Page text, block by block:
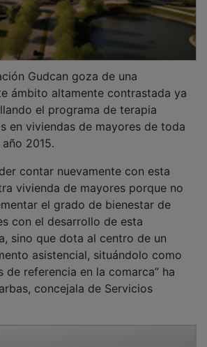
ámbito altamente contrastada ya
el programa de terapia
en viviendas de mayores de toda
2015.
vivienda de mayores porque no
el grado de bienestar de
con el desarrollo de esta
sino que dota al centro de un
asistencial, situándolo como
de referencia en la comarca” ha
concejala de Servicios